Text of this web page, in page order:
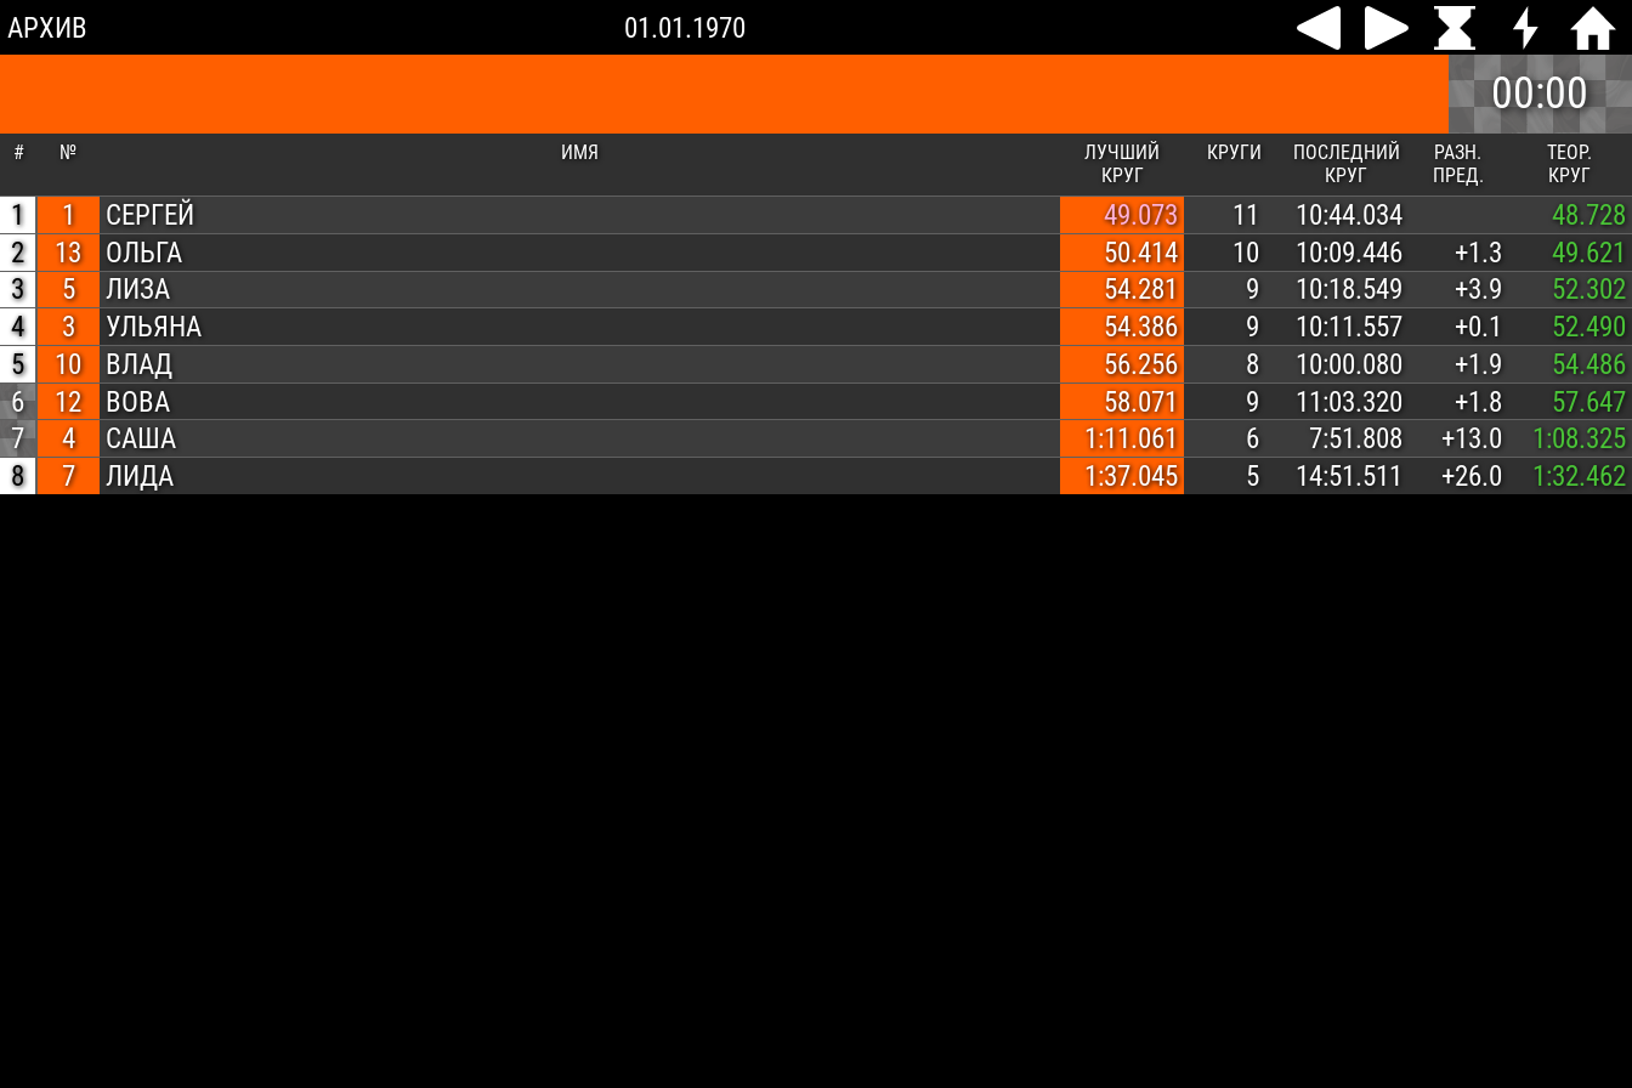
АРХИВ 01.01.1970
00:00
# № ИМЯ
ЛУЧШИЙ
КРУГ
КРУГИ
ПОСЛЕДНИЙ
КРУГ
РАЗН.
ПРЕД.
ТЕОР.
КРУГ
1 1 СЕРГЕЙ 49.073 11 10:44.034
48.728
2
13 ОЛЬГА 50.414 10 10:09.446 +1.3
49.621
3
5 ЛИЗА 54.281 9 10:18.549 +3.9
52.302
4
3 УЛЬЯНА 54.386 9 10:11.557 +0.1
52.490
5
10 ВЛАД 56.256 8 10:00.080 +1.9
54.486
6
12 ВОВА 58.071 9 11:03.320 +1.8
57.647
7
4 САША 1:11.061 6 7:51.808 +13.0
1:08.325
8
7 ЛИДА 1:37.045 5 14:51.511 +26.0 1:32.462